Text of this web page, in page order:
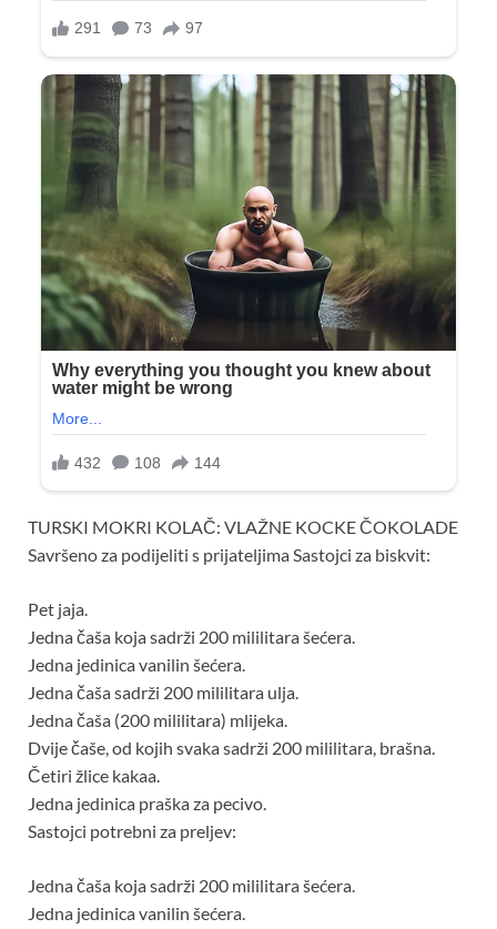
TURSKI MOKRI KOLAČ: VLAŽNE KOCKE ČOKOLADE
Savršeno za podijeliti s prijateljima Sastojci za biskvit:
Pet jaja.
Jedna čaša koja sadrži 200 mililitara šećera.
Jedna jedinica vanilin šećera.
Jedna čaša sadrži 200 mililitara ulja.
Jedna čaša (200 mililitara) mlijeka.
Dvije čaše, od kojih svaka sadrži 200 mililitara, brašna.
Četiri žlice kakaa.
Jedna jedinica praška za pecivo.
Sastojci potrebni za preljev:
Jedna čaša koja sadrži 200 mililitara šećera.
Jedna jedinica vanilin šećera.